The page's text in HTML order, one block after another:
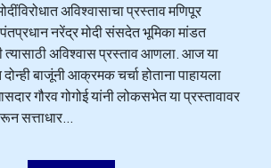
अविश्वासाचा प्रस्ताव मणिपूर
पंतप्रधान नरेंद्र मोदी संसदेत भूमिका मांडत
त्यासाठी अविश्वास प्रस्ताव आणला. आज या
बाजूंनी आक्रमक चर्चा होताना पाहायला
गौरव गोगोई यांनी लोकसभेत या प्रस्तावावर
सत्ताधार...